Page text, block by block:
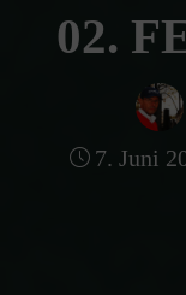
02.
7. Juni